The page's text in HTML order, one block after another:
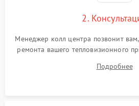
2.
Менеджер колл центра позвонит
ремонта вашего тепловизионного
Подробнее